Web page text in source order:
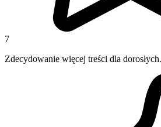
7
Zdecydowanie więcej treści dla dorosłych.